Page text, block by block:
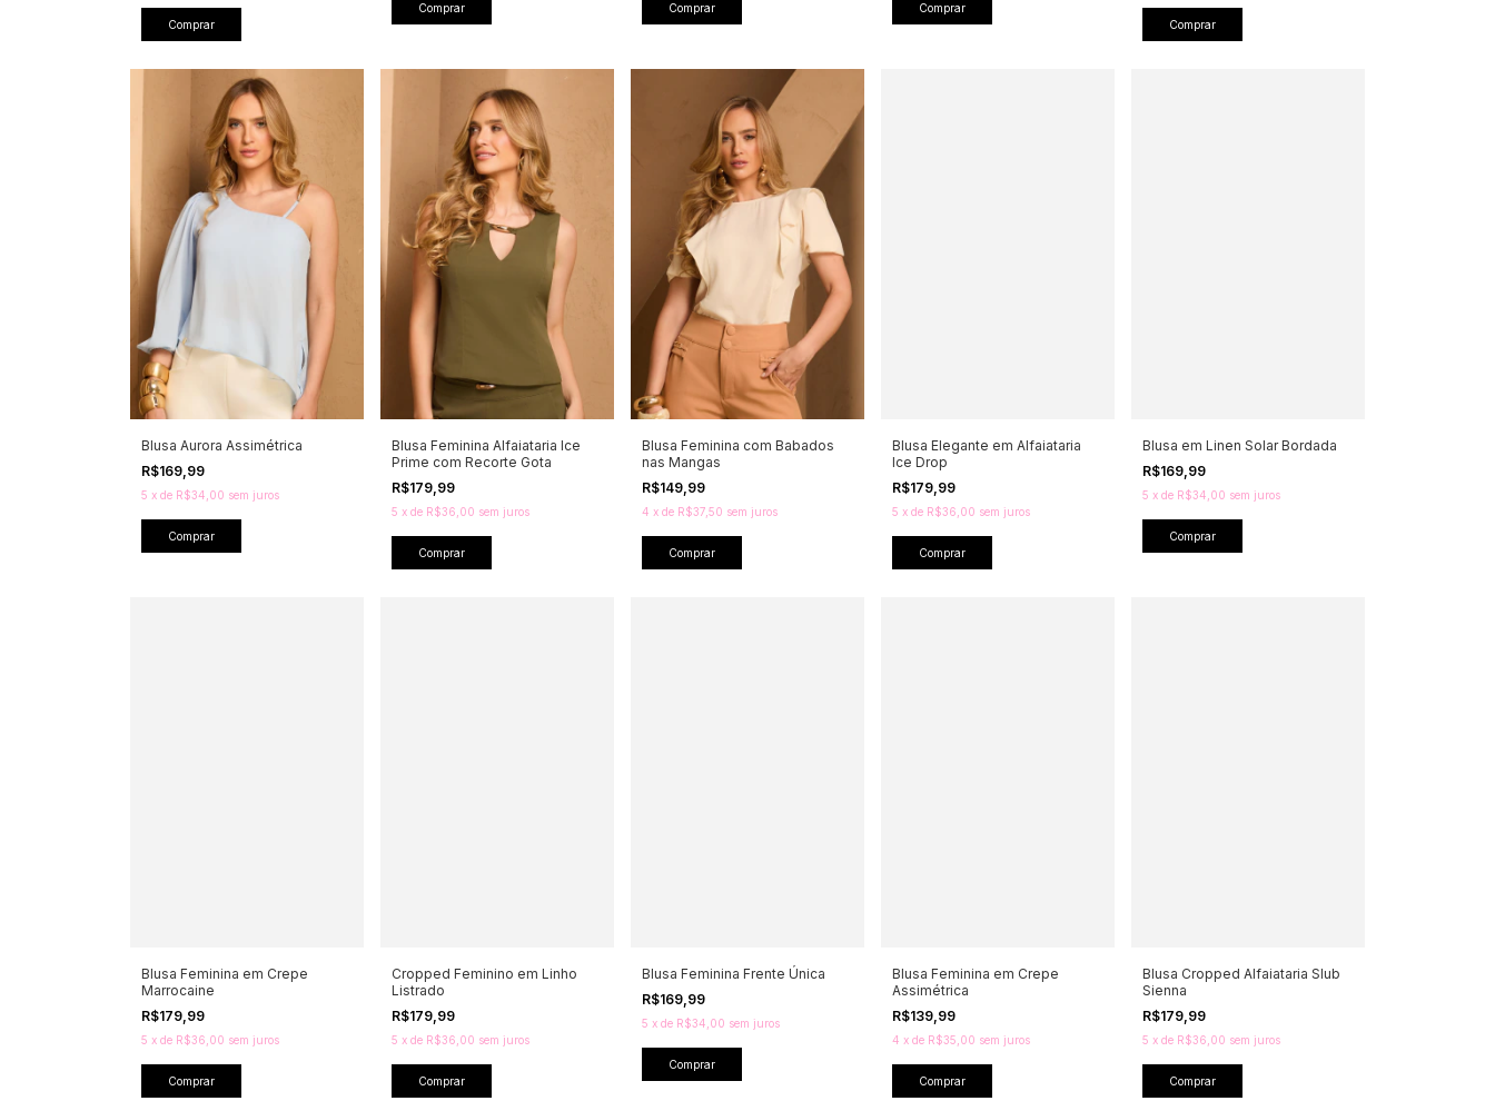
Comprar
Comprar Comprar Comprar
Comprar
Blusa Aurora Assimétrica
R$169,99
5 x de R$34,00 sem juros
Comprar
Blusa Feminina Alfaiataria Ice
Prime com Recorte Gota
R$179,99
5 x de R$36,00 sem juros
Comprar
Blusa Feminina com Babados
nas Mangas
R$149,99
4 x de R$37,50 sem juros
Comprar
Blusa Elegante em Alfaiataria
Ice Drop
R$179,99
5 x de R$36,00 sem juros
Comprar
Blusa em Linen Solar Bordada
R$169,99
5 x de R$34,00 sem juros
Comprar
Blusa Feminina em Crepe
Marrocaine
R$179,99
5 x de R$36,00 sem juros
Comprar
Cropped Feminino em Linho
Listrado
R$179,99
5 x de R$36,00 sem juros
Comprar
Blusa Feminina Frente Única
R$169,99
5 x de R$34,00 sem juros
Comprar
Blusa Feminina em Crepe
Assimétrica
R$139,99
4 x de R$35,00 sem juros
Comprar
Blusa Cropped Alfaiataria Slub
Sienna
R$179,99
5 x de R$36,00 sem juros
Comprar